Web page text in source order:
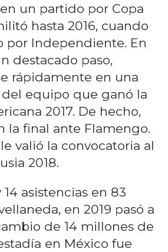
un partido por Copa
hasta 2016, cuando
por Independiente. En
destacado paso,
rápidamente en una
equipo que ganó la
2017. De hecho,
la final ante Flamengo.
valió la convocatoria al
2018.
14 asistencias en 83
en 2019 pasó a
de 14 millones de
en México fue